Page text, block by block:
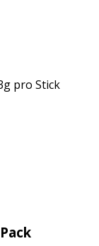
pro Stick